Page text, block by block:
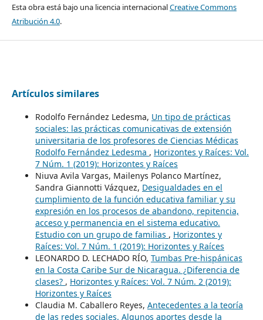
Esta obra está bajo una licencia internacionalCreative Commons
Atribución 4.0.
Artículos similares
Rodolfo Fernández Ledesma, Un tipo de prácticas
sociales: las prácticas comunicativas de extensión
universitaria de los profesores de Ciencias Médicas
Rodolfo Fernández Ledesma , Horizontes y Raíces: Vol.
7 Núm. 1 (2019): Horizontes y Raíces
Niuva Avila Vargas, Mailenys Polanco Martínez,
Sandra Giannotti Vázquez, Desigualdades en el
cumplimiento de la función educativa familiar y su
expresión en los procesos de abandono, repitencia,
acceso y permanencia en el sistema educativo.
Estudio con un grupo de familias , Horizontes y
Raíces: Vol. 7 Núm. 1 (2019): Horizontes y Raíces
LEONARDO D. LECHADO RÍO, Tumbas Pre-hispánicas
en la Costa Caribe Sur de Nicaragua. ¿Diferencia de
clases? , Horizontes y Raíces: Vol. 7 Núm. 2 (2019):
Horizontes y Raíces
Claudia M. Caballero Reyes, Antecedentes a la teoría
de las redes sociales. Algunos aportes desde la